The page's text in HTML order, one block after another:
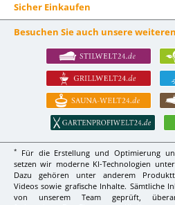
Sicher Einkaufen
Besuchen Sie auch unsere
*
Für die Erstellung und Optimierung
setzen wir moderne KI-Technologien
Dazu gehören unter anderem
Videos sowie grafische Inhalte. Sämtliche
von unserem Team geprüft,